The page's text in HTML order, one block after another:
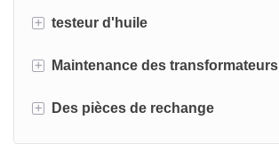
Séparateur d'huile coalescent
Filtre à plaques et cadres
Unité de filtre à huile
Filtre à huile portable
+ testeur d'huile
Testeur d'huile de transformateur
+ Maintenance des transformateurs
Ensemble de pompage à vide
+ Des pièces de rechange